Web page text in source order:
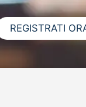
REGISTRATI